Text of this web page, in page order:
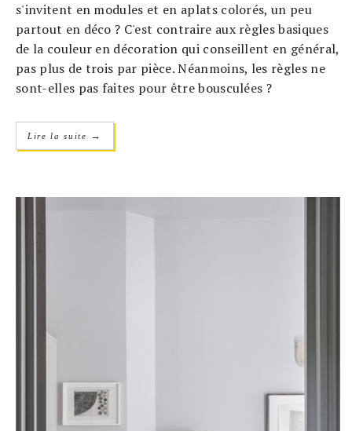
s'invitent en modules et en aplats colorés, un peu
partout en déco ? C'est contraire aux règles basiques
de la couleur en décoration qui conseillent en général,
pas plus de trois par pièce. Néanmoins, les règles ne
sont-elles pas faites pour être bousculées ?
Lire la suite →